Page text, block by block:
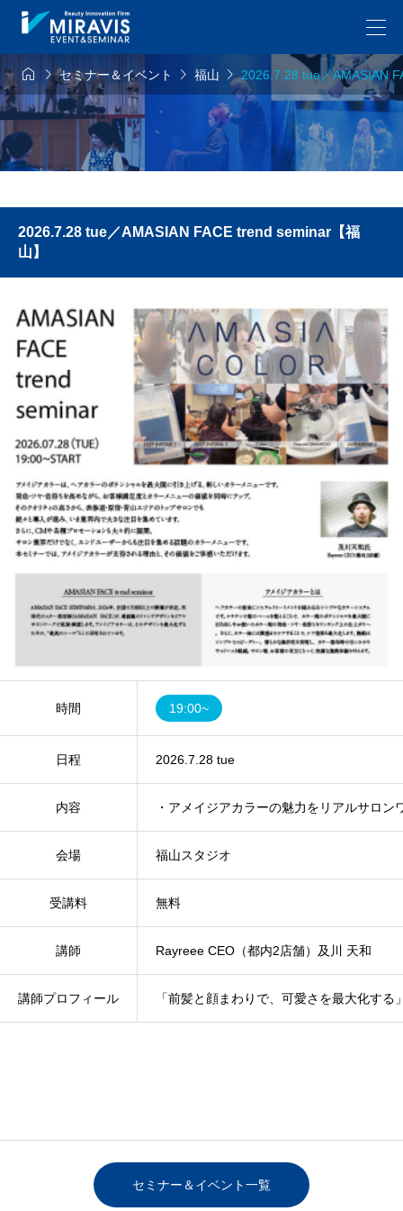
 セミナー＆イベント  福山 2026.7.28 tue／AMASIAN
2026.7.28 tue／AMASIAN FACE trend seminar【福
山】
時間 19:00~
日程 2026.7.28 tue
内容 ・アメイジアカラーの魅力をリアルサロ
会場 福山スタジオ
受講料 無料
講師 Rayreee CEO（都内2店舗）及川 天和
講師プロフィール 「前髪と顔まわりで、可愛さを最大化す
セミナー＆イベント一覧